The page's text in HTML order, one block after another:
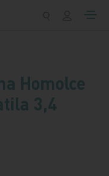
Homolce
3,4